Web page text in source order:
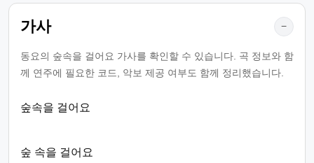
가사 −
동요의 숲속을 걸어요 가사를 확인할 수 있습니다. 곡 정보와 함
께 연주에 필요한 코드, 악보 제공 여부도 함께 정리했습니다.
숲속을 걸어요
숲 속을 걸어요